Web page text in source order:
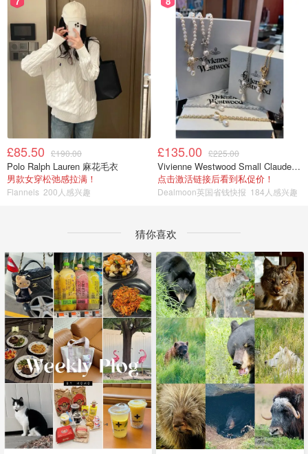
£85.50 £190.00
Polo Ralph Lauren 麻花毛衣
男款女穿松弛感拉满！
Flannels 200人感兴趣
£135.00 £225.00
Vivienne Westwood Small Claude 珍珠项链
点击激活链接后看到私促价！
Dealmoon英国省钱快报 184人感兴趣
猜你喜欢